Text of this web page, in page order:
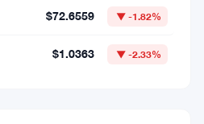
$72.6559 ▼ -1.82%
$1.0363 ▼ -2.33%